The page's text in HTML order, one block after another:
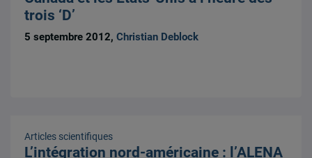
trois ‘D’
5 septembre 2012,Christian Deblock
Articles scientifiques
L’intégration nord-américaine : l’ALENA